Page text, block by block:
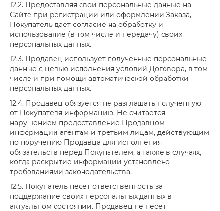
12.2. Предоставляя свои персональные данные на
Сайте при регистрации или оформлении Заказа,
Покупатель дает согласие на обработку и
использование (в том числе и передачу) своих
персональных данных.
12.3. Продавец использует полученные персональные
данные с целью исполнения условий Договора, в том
числе и при помощи автоматической обработки
персональных данных.
12.4. Продавец обязуется не разглашать полученную
от Покупателя информацию. Не считается
нарушением предоставление Продавцом
информации агентам и третьим лицам, действующим
по поручению Продавца для исполнения
обязательств перед Покупателем, а также в случаях,
когда раскрытие информации установлено
требованиями законодательства.
12.5. Покупатель несет ответственность за
поддержание своих персональных данных в
актуальном состоянии. Продавец не несет